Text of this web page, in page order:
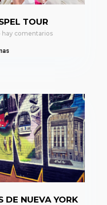
TOUR
hay comentarios
DE NUEVA YORK